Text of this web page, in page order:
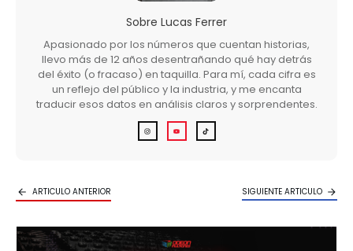
Sobre Lucas Ferrer
Apasionado por los números que cuentan historias,
llevo más de 12 años desentrañando qué hay detrás
del éxito (o fracaso) en taquilla. Para mí, cada cifra es
un reflejo del público y la industria, y me encanta
traducir esos datos en análisis claros y sorprendentes.
ARTICULO ANTERIOR SIGUIENTE ARTICULO